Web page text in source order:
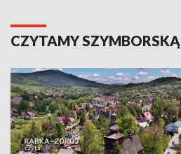
CZYTAMY SZYMBORSKĄ